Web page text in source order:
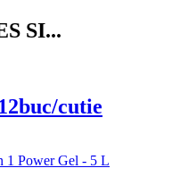
SI...
cutie